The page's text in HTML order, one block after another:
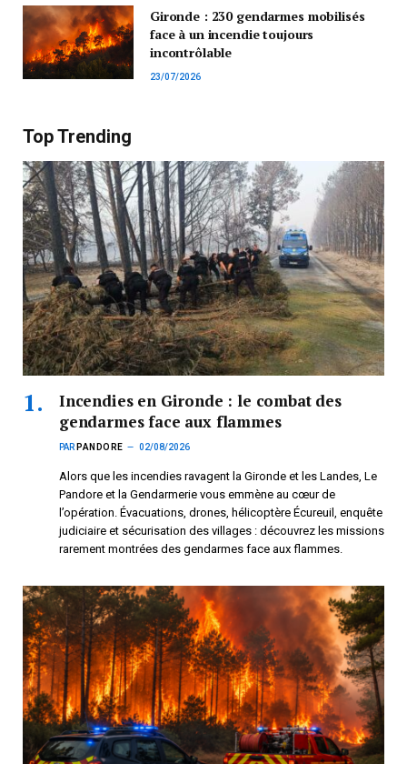
Gironde : 230 gendarmes mobilisés
face à un incendie toujours
incontrôlable
23/07/2026
Top Trending
Incendies en Gironde : le combat des
gendarmes face aux flammes
PAR PANDORE 02/08/2026
Alors que les incendies ravagent la Gironde et les Landes, Le
Pandore et la Gendarmerie vous emmène au cœur de
l’opération. Évacuations, drones, hélicoptère Écureuil, enquête
judiciaire et sécurisation des villages : découvrez les missions
rarement montrées des gendarmes face aux flammes.